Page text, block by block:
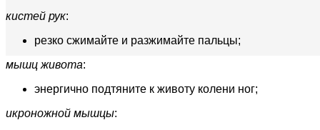
кистей рук:
резко сжимайте и разжимайте пальцы;
мышц живота:
энергично подтяните к животу колени ног;
икроножной мышцы: